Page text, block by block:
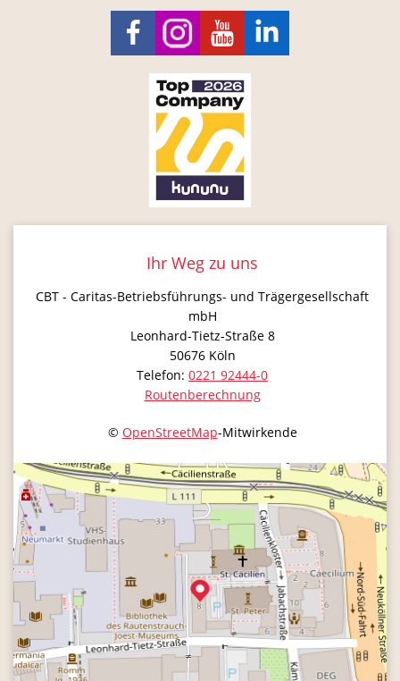
Ihr Weg zu uns
CBT - Caritas-Betriebsführungs- und Trägergesellschaft
mbH
Leonhard-Tietz-Straße 8
50676 Köln
Telefon: 0221 92444-0
Routenberechnung
© OpenStreetMap-Mitwirkende